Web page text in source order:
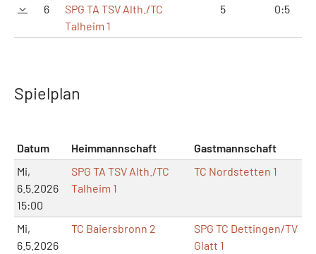
6
SPG TA TSV Alth./TC
Talheim 1
5 0:5
Spielplan
Datum Heimmannschaft
Gastmannschaft
Mi,
6.5.2026
15:00
SPG TA TSV Alth./TC
Talheim 1
TC Nordstetten 1
Mi,
6.5.2026
TC Baiersbronn 2
SPG TC Dettingen/TV
Glatt 1